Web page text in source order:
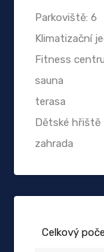
Parkoviště: 6
Klimatizační
Fitness
sauna
terasa
Dětské hřiště
zahrada
Celkový